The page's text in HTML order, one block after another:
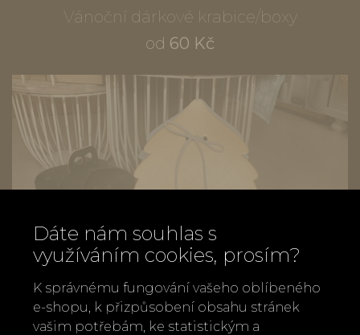
Vánoční dárkové krabice/boxy
od 60 Kč
Dáte nám souhlas s
využíváním cookies, prosím?
K správnému fungování vašeho oblíbeného
e-shopu, k přizpůsobení obsahu stránek
vašim potřebám, ke statistickým a